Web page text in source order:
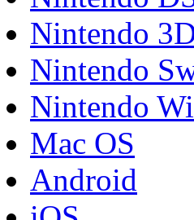
Nintendo
Nintendo
Nintendo
Mac OS
Android